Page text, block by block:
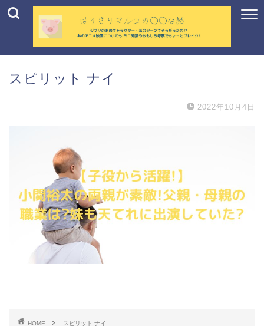
スピリット ナイ
2022年10月4日
HOME スピリット ナイ